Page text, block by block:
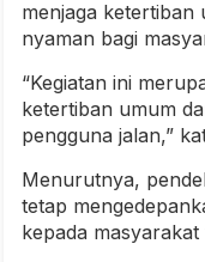
menjaga ketertiban
nyaman bagi
“Kegiatan ini
ketertiban umum
pengguna jalan,”
Menurutnya,
tetap
kepada